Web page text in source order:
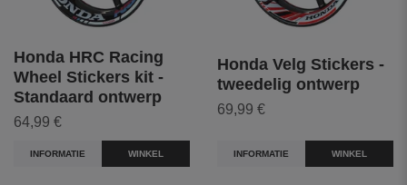
Honda HRC Racing
Wheel Stickers kit -
Standaard ontwerp
64,99 €
INFORMATIE WINKEL
Honda Velg Stickers -
tweedelig ontwerp
69,99 €
INFORMATIE WINKEL